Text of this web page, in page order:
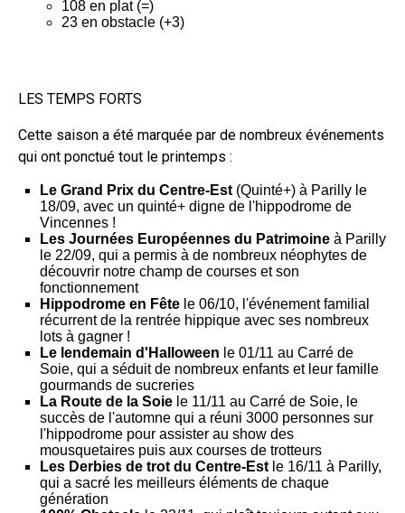
108 en plat (=)
23 en obstacle (+3)
LES TEMPS FORTS
Cette saison a été marquée par de nombreux événements
qui ont ponctué tout le printemps :
Le Grand Prix du Centre-Est (Quinté+) à Parilly le
18/09, avec un quinté+ digne de l'hippodrome de
Vincennes !
Les Journées Européennes du Patrimoine à Parilly
le 22/09, qui a permis à de nombreux néophytes de
découvrir notre champ de courses et son
fonctionnement
Hippodrome en Fête le 06/10, l'événement familial
récurrent de la rentrée hippique avec ses nombreux
lots à gagner !
Le lendemain d'Halloween le 01/11 au Carré de
Soie, qui a séduit de nombreux enfants et leur famille
gourmands de sucreries
La Route de la Soie le 11/11 au Carré de Soie, le
succès de l'automne qui a réuni 3000 personnes sur
l'hippodrome pour assister au show des
mousquetaires puis aux courses de trotteurs
Les Derbies de trot du Centre-Est le 16/11 à Parilly,
qui a sacré les meilleurs éléments de chaque
génération